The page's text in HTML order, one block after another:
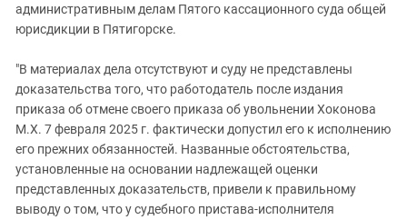
административным делам Пятого кассационного суда общей
юрисдикции в Пятигорске.
"В материалах дела отсутствуют и суду не представлены
доказательства того, что работодатель после издания
приказа об отмене своего приказа об увольнении Хоконова
М.Х. 7 февраля 2025 г. фактически допустил его к исполнению
его прежних обязанностей. Названные обстоятельства,
установленные на основании надлежащей оценки
представленных доказательств, привели к правильному
выводу о том, что у судебного пристава-исполнителя